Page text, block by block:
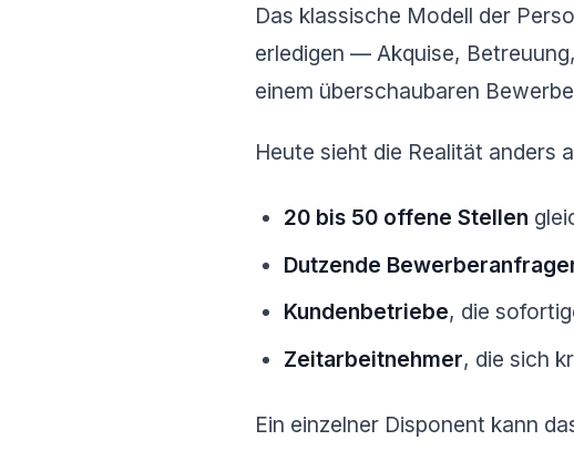
Das klassische Modell der
erledigen — Akquise,
einem überschaubaren
Heute sieht die Realität anders
20 bis 50 offene Stellen
Dutzende
Kundenbetriebe, die
Zeitarbeitnehmer, die sich
Ein einzelner Disponent kann